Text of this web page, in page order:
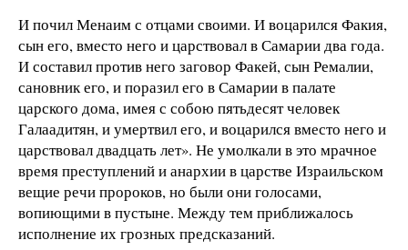
И почил Менаим с отцами своими. И воцарился Факия,
сын его, вместо него и царствовал в Самарии два года.
И составил против него заговор Факей, сын Ремалии,
сановник его, и поразил его в Самарии в палате
царского дома, имея с собою пятьдесят человек
Галаадитян, и умертвил его, и воцарился вместо него и
царствовал двадцать лет». Не умолкали в это мрачное
время преступлений и анархии в царстве Израильском
вещие речи пророков, но были они голосами,
вопиющими в пустыне. Между тем приближалось
исполнение их грозных предсказаний.